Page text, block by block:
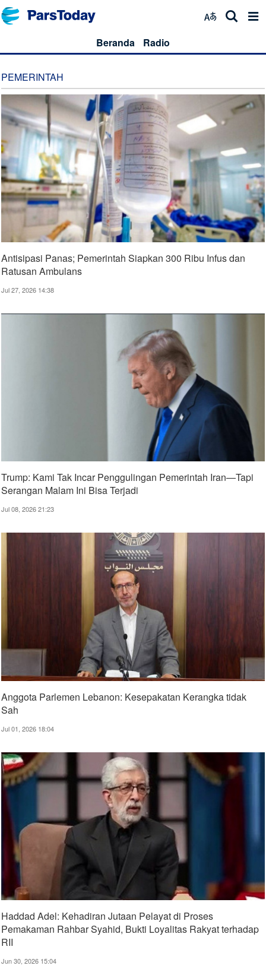
Beranda Radio
PEMERINTAH
Antisipasi Panas; Pemerintah Siapkan 300 Ribu Infus dan
Ratusan Ambulans
Jul 27, 2026 14:38
Trump: Kami Tak Incar Penggulingan Pemerintah Iran—Tapi
Serangan Malam Ini Bisa Terjadi
Jul 08, 2026 21:23
Anggota Parlemen Lebanon: Kesepakatan Kerangka tidak
Sah
Jul 01, 2026 18:04
Haddad Adel: Kehadiran Jutaan Pelayat di Proses
Pemakaman Rahbar Syahid, Bukti Loyalitas Rakyat terhadap
RII
Jun 30, 2026 15:04